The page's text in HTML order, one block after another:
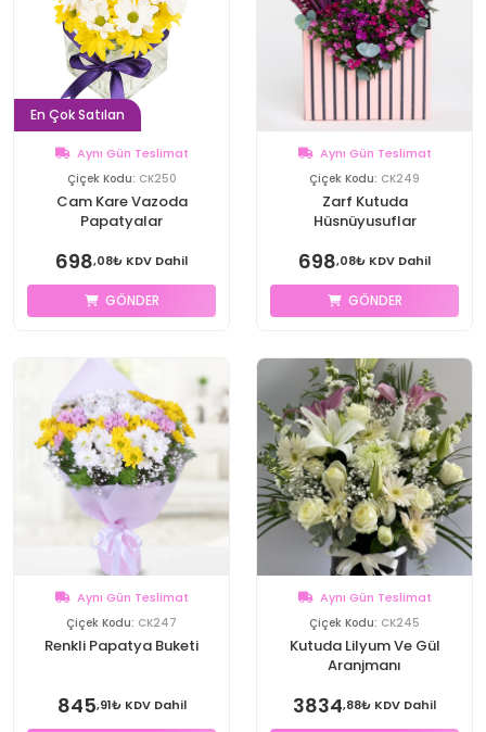
En Çok Satılan
Aynı Gün Teslimat
Çiçek Kodu: CK250
Cam Kare Vazoda
Papatyalar
698,08₺ KDV Dahil
GÖNDER
Aynı Gün Teslimat
Çiçek Kodu: CK249
Zarf Kutuda
Hüsnüyusuflar
698,08₺ KDV Dahil
GÖNDER
Aynı Gün Teslimat
Çiçek Kodu: CK247
Renkli Papatya Buketi
845,91₺ KDV Dahil
Aynı Gün Teslimat
Çiçek Kodu: CK245
Kutuda Lilyum Ve Gül
Aranjmanı
3834,88₺ KDV Dahil